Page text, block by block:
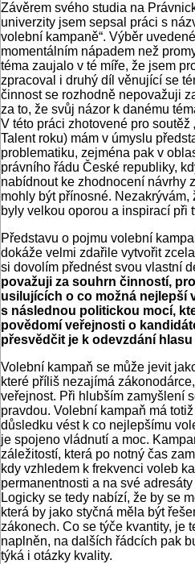
Závěrem svého studia na
univerzity jsem sepsal práci s
volební kampaně“. Výběr
momentálním nápadem než
téma zaujalo v té míře, že jsem
zpracoval i druhý díl věnující se
činnost se rozhodně nepovažuji
za to, že svůj názor k danému
V této práci zhotovené pro soutěž
Talent roku) mám v úmyslu
problematiku, zejména pak v
právního řádu České republiky,
nabídnout ke zhodnocení návrhy
mohly být přínosné.
byly velkou oporou a inspirací při
Představu o pojmu volební
dokáže velmi zdařile vytvořit
si dovolím přednést svou vlastní
považuji za souhrn činností,
usilujících o co možná nejlepší
s následnou politickou mocí,
povědomí veřejnosti o
přesvědčit je k odevzdání
Volební kampaň se může jevit
které příliš nezajímá
veřejnost. Při hlubším zamyšlení
pravdou. Volební kampaň má
důsledku vést k co nejlepšímu
je spojeno vládnutí a moc.
záležitostí, která po notný čas
kdy vzhledem k frekvenci voleb
permanentnosti a na své
Logicky se tedy nabízí, že by se
která by jako styčná měla být
zákonech. Co se týče kvantity, je
naplněn, na dalších řádcích pak
týká i otázky kvality.